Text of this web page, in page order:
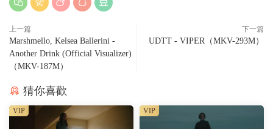
上一篇
Marshmello, Kelsea Ballerini -
Another Drink (Official Visualizer)
（MKV-187M）
下一篇
UDTT - VIPER（MKV-293M）
猜你喜歡
VIP VIP